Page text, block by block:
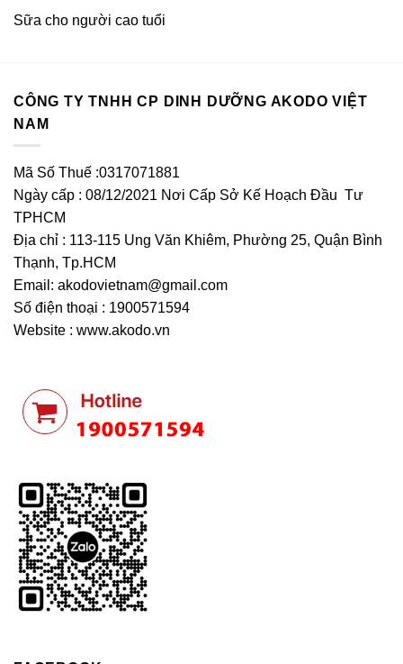
Sữa cho người cao tuổi
CÔNG TY TNHH CP DINH DƯỠNG AKODO VIỆT
NAM
Mã Số Thuế :0317071881
Ngày cấp : 08/12/2021 Nơi Cấp Sở Kế Hoạch Đầu Tư
TPHCM
Địa chỉ : 113-115 Ung Văn Khiêm, Phường 25, Quận Bình
Thạnh, Tp.HCM
Email: akodovietnam@gmail.com
Số điện thoại : 1900571594
Website : www.akodo.vn